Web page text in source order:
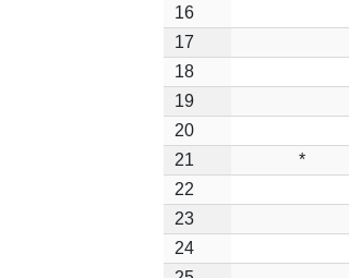
16
17
18
19
20
21
*
22
23
24